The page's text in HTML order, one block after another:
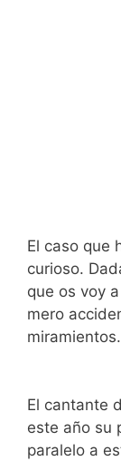
El caso que
curioso.
que os voy
mero
miramientos.
El cantante
este año su
paralelo a